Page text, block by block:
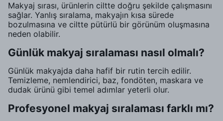
Makyaj sırası, ürünlerin ciltte doğru şekilde çalışmasını
sağlar. Yanlış sıralama, makyajın kısa sürede
bozulmasına ve ciltte pütürlü bir görünüm oluşmasına
neden olabilir.
Günlük makyaj sıralaması nasıl olmalı?
Günlük makyajda daha hafif bir rutin tercih edilir.
Temizleme, nemlendirici, baz, fondöten, maskara ve
dudak ürünü gibi temel adımlar yeterli olur.
Profesyonel makyaj sıralaması farklı mı?